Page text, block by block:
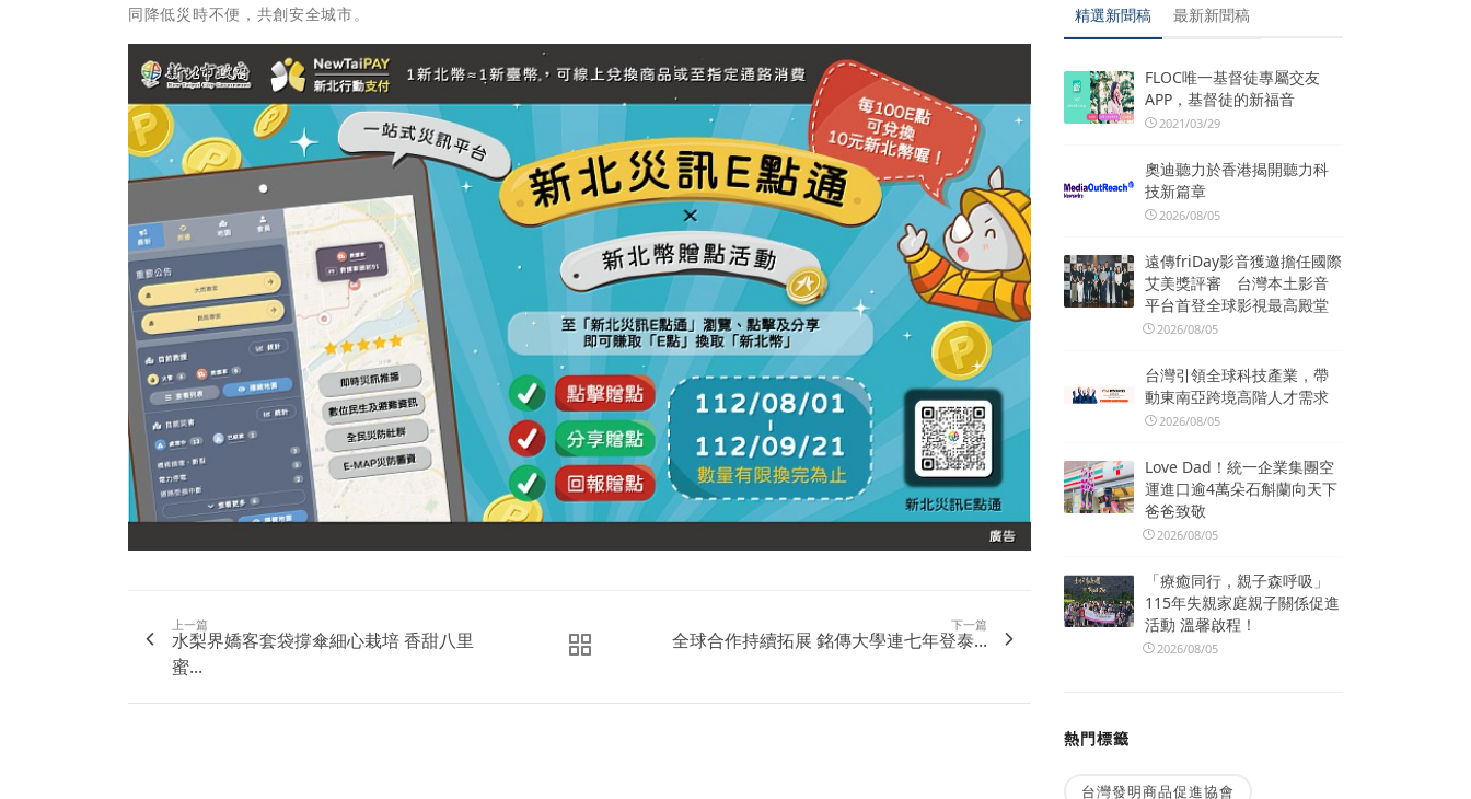
同降低災時不便，共創安全城市。
上一篇
水梨界嬌客套袋撐傘細心栽培 香甜八里
蜜...
下一篇
全球合作持續拓展 銘傳大學連七年登泰...
精選新聞稿 最新新聞稿
FLOC唯一基督徒專屬交友
APP，基督徒的新福音
2021/03/29
奧迪聽力於香港揭開聽力科
技新篇章
2026/08/05
遠傳friDay影音獲邀擔任國際
艾美獎評審 台灣本土影音
平台首登全球影視最高殿堂
2026/08/05
台灣引領全球科技產業，帶
動東南亞跨境高階人才需求
2026/08/05
Love Dad！統一企業集團空
運進口逾4萬朵石斛蘭向天下
爸爸致敬
2026/08/05
「療癒同行，親子森呼吸」
115年失親家庭親子關係促進
活動 溫馨啟程！
2026/08/05
熱門標籤
台灣發明商品促進協會